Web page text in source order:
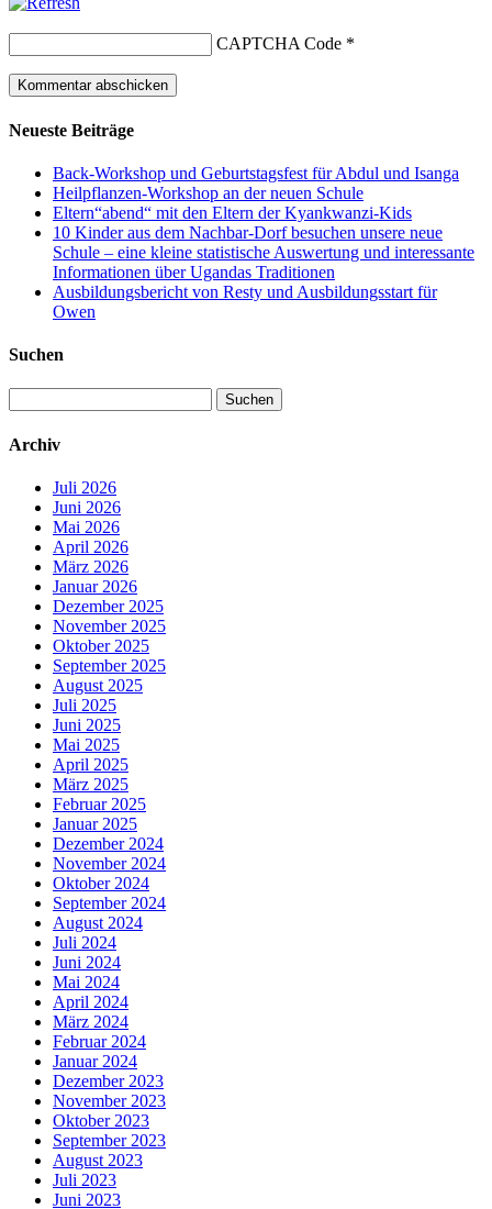
CAPTCHA Code *
Neueste Beiträge
Back-Workshop und Geburtstagsfest für Abdul und Isanga
Heilpflanzen-Workshop an der neuen Schule
Eltern“abend“ mit den Eltern der Kyankwanzi-Kids
10 Kinder aus dem Nachbar-Dorf besuchen unsere neue
Schule – eine kleine statistische Auswertung und interessante
Informationen über Ugandas Traditionen
Ausbildungsbericht von Resty und Ausbildungsstart für
Owen
Suchen
nach:
Archiv
Juli 2026
Juni 2026
Mai 2026
April 2026
März 2026
Januar 2026
Dezember 2025
November 2025
Oktober 2025
September 2025
August 2025
Juli 2025
Juni 2025
Mai 2025
April 2025
März 2025
Februar 2025
Januar 2025
Dezember 2024
November 2024
Oktober 2024
September 2024
August 2024
Juli 2024
Juni 2024
Mai 2024
April 2024
März 2024
Februar 2024
Januar 2024
Dezember 2023
November 2023
Oktober 2023
September 2023
August 2023
Juli 2023
Juni 2023